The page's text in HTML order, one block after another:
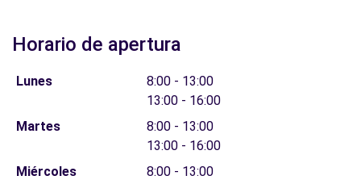
Horario de apertura
Lunes
8:00 - 13:00
13:00 - 16:00
Martes
8:00 - 13:00
13:00 - 16:00
Miércoles
8:00 - 13:00